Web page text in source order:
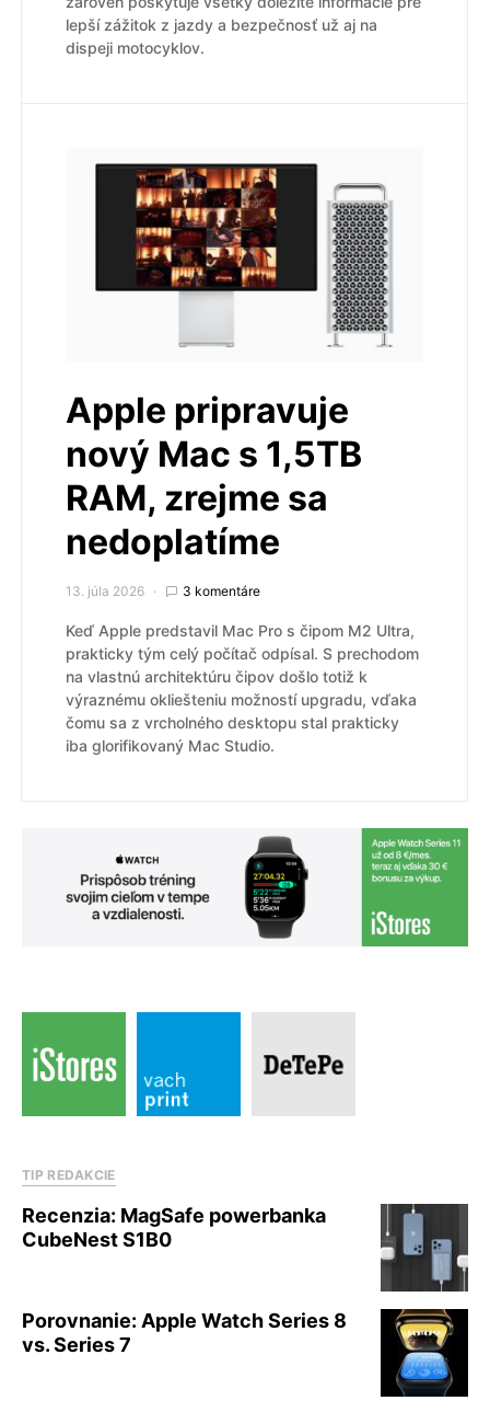
lepší zážitok z jazdy a bezpečnosť už aj na
dispeji motocyklov.
Apple pripravuje
nový Mac s 1,5TB
RAM, zrejme sa
nedoplatíme
13. júla 2026 3 komentáre
Keď Apple predstavil Mac Pro s čipom M2 Ultra,
prakticky tým celý počítač odpísal. S prechodom
na vlastnú architektúru čipov došlo totiž k
výraznému okliešteniu možností upgradu, vďaka
čomu sa z vrcholného desktopu stal prakticky
iba glorifikovaný Mac Studio.
TIP REDAKCIE
Recenzia: MagSafe powerbanka
CubeNest S1B0
Porovnanie: Apple Watch Series 8
vs. Series 7